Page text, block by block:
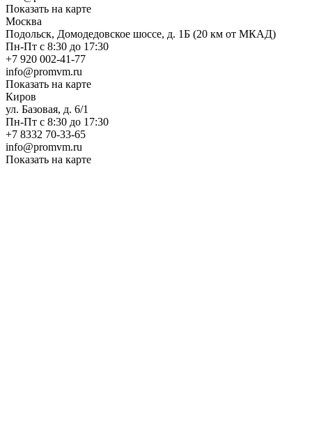
Показать на карте
Москва
Подольск, Домодедовское шоссе, д. 1Б (20 км от МКАД)
Пн-Пт с 8:30 до 17:30
+7 920 002-41-77
info@promvm.ru
Показать на карте
Киров
ул. Базовая, д. 6/1
Пн-Пт с 8:30 до 17:30
+7 8332 70-33-65
info@promvm.ru
Показать на карте